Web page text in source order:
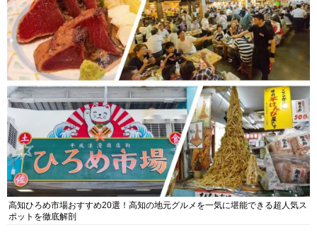
高知ひろめ市場おすすめ20選！高知の地元グルメを一気に堪能できる超人気ス
ポットを徹底解剖